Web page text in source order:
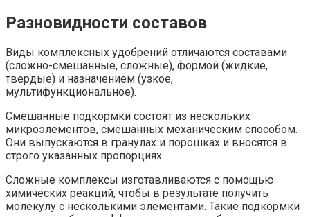
Разновидности составов
Виды комплексных удобрений отличаются составами
(сложно-смешанные, сложные), формой (жидкие,
твердые) и назначением (узкое,
мультифункциональное).
Смешанные подкормки состоят из нескольких
микроэлементов, смешанных механическим способом.
Они выпускаются в гранулах и порошках и вносятся в
строго указанных пропорциях.
Сложные комплексы изготавливаются с помощью
химических реакций, чтобы в результате получить
молекулу с несколькими элементами. Такие подкормки